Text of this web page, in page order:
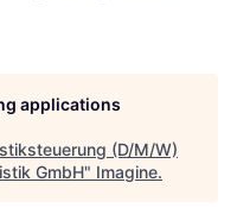
applications
(D/M/W)
GmbH" Imagine.